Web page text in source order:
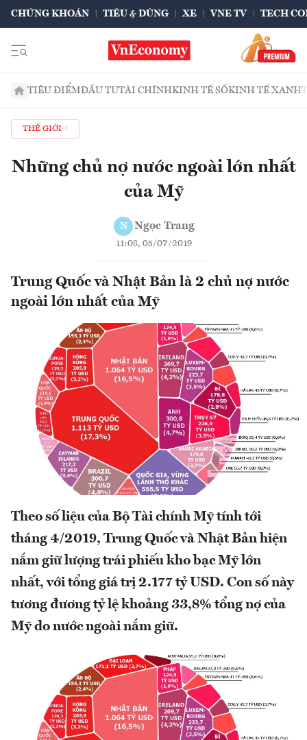
CHỨNG KHOÁN TIÊU & DÙNG XE VNE TV TECH
TIÊU ĐIỂMĐẦU TƯTÀI CHÍNHKINH TẾ SỐKINH TẾ XANH
THẾ GIỚI
Những chủ nợ nước ngoài lớn nhất
của Mỹ
N Ngọc Trang
11:08, 05/07/2019
Trung Quốc và Nhật Bản là 2 chủ nợ nước
ngoài lớn nhất của Mỹ
Theo số liệu của Bộ Tài chính Mỹ tính tới
tháng 4/2019, Trung Quốc và Nhật Bản hiện
nắm giữ lượng trái phiếu kho bạc Mỹ lớn
nhất, với tổng giá trị 2.177 tỷ USD. Con số này
tương đương tỷ lệ khoảng 33,8% tổng nợ của
Mỹ do nước ngoài nắm giữ.